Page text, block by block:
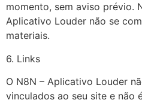
momento, sem aviso prévio.
Aplicativo Louder não se
materiais.
6. Links
O N8N – Aplicativo Louder
vinculados ao seu site e não